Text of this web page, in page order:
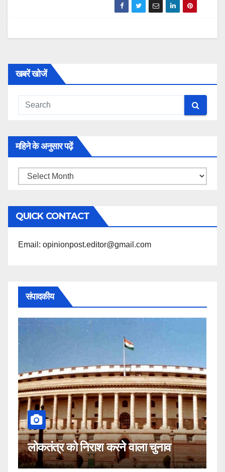
खबरें खोजें
महिने के अनुसार पढ़ें
महिने
अनुसार
पढ़ें
QUICK CONTACT
Email: opinionpost.editor@gmail.com
संपादकीय
निराश करने वाला चुनाव
कहीं यह सीजेआई
नहीं!